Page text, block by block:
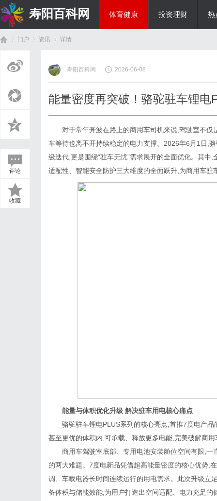
寿阳百科网 体育健康 投资理财 热
门户 资讯
›
详情
评论
收藏
寿阳百科网 2026-06-08
能量密度再突破！骆驼驻车锂电
对于常年奔波在路上的商用车司机来说,驾驶室不仅
车等待也离不开持续稳定的电力支撑。2026年6月1日,
级迭代,更是围绕“驻车无忧”需求展开的全面优化。其
适配性、智能安全防护三大维度的全面跃升,为商用车驻
能量与体积优化升级 解决驻车用电核心痛点
骆驼驻车锂电PLUS系列的核心亮点,首推7度电产品
甚至更优的体积内,可承载、释放更多电能,完美破解商
商用车驾驶室底部、专用电池安装舱位空间有限,一
的两大难题。7度电新品凭借超高能量密度的核心优势,
调、车载电器长时间连续运行的用电需求。此次升级立
备体积与储能效能,为用户打造出空间适配、电力充足的